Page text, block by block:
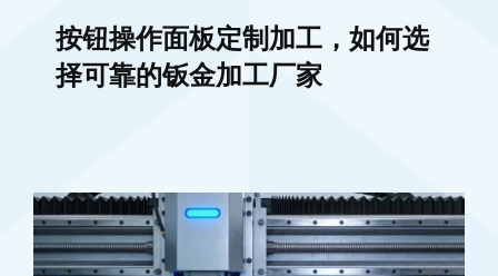
按钮操作面板定制加工，如何选
择可靠的钣金加工厂家